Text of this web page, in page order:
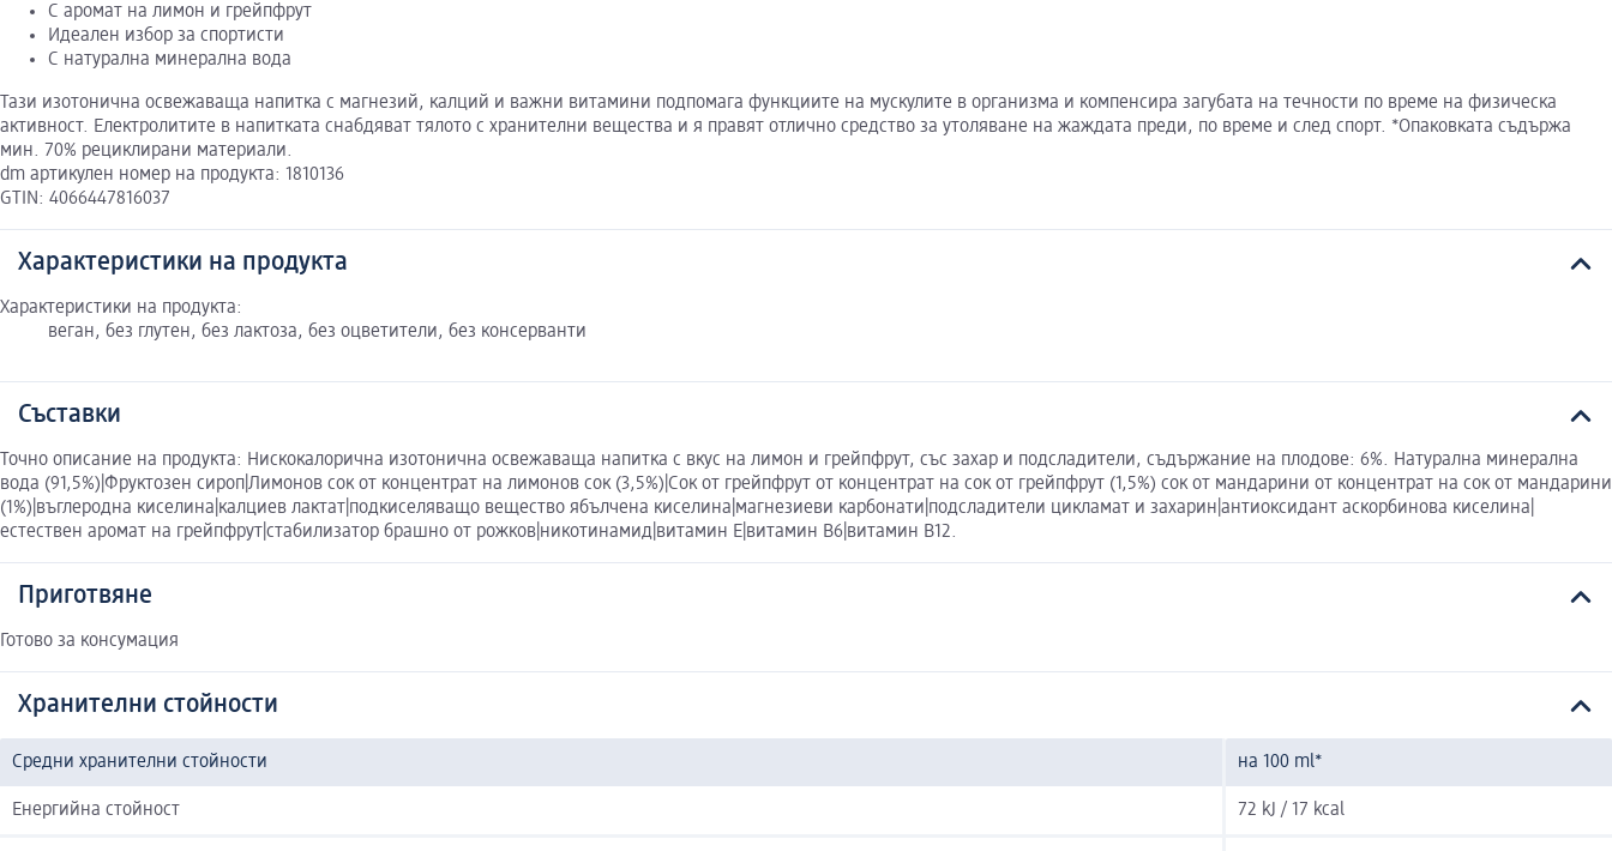
С аромат на лимон и грейпфрут
Идеален избор за спортисти
С натурална минерална вода
Тази изотонична освежаваща напитка с магнезий, калций и важни витамини подпомага функциите на мускулите в организма и компенсира загубата на течности по време на физическа
активност. Електролитите в напитката снабдяват тялото с хранителни вещества и я правят отлично средство за утоляване на жаждата преди, по време и след спорт. *Опаковката съдържа
мин. 70% рециклирани материали.
dm артикулен номер на продукта: 1810136
GTIN: 4066447816037
Характеристики на продукта
Характеристики на продукта:
веган, без глутен, без лактоза, без оцветители, без консерванти
Съставки
Точно описание на продукта: Нискокалорична изотонична освежаваща напитка с вкус на лимон и грейпфрут, със захар и подсладители, съдържание на плодове: 6%. Натурална минерална
вода (91,5%)|Фруктозен сироп|Лимонов сок от концентрат на лимонов сок (3,5%)|Сок от грейпфрут от концентрат на сок от грейпфрут (1,5%) сок от мандарини от концентрат на сок от мандарини
(1%)|въглеродна киселина|калциев лактат|подкиселяващо вещество ябълчена киселина|магнезиеви карбонати|подсладители цикламат и захарин|антиоксидант аскорбинова киселина|
естествен аромат на грейпфрут|стабилизатор брашно от рожков|никотинамид|витамин Е|витамин В6|витамин В12.
Приготвяне
Готово за консумация
Хранителни стойности
Средни хранителни стойности на 100 ml*
Енергийна стойност 72 kJ / 17 kcal